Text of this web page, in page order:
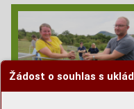
Žádost o souhlas s